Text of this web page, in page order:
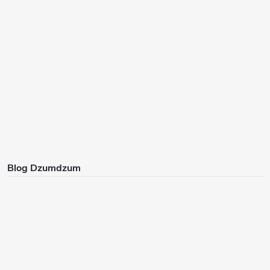
Blog Dzumdzum